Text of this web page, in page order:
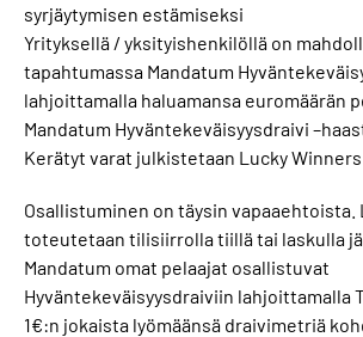
syrjäytymisen estämiseksi
Yrityksellä / yksityishenkilöllä on
tapahtumassa Mandatum
lahjoittamalla haluamansa euromäärän
Mandatum Hyväntekeväisyysdraivi
Kerätyt varat julkistetaan Lucky
Osallistuminen on täysin vapaaehtoista.
toteutetaan tilisiirrolla tiillä tai laskulla
Mandatum omat pelaajat osallistuvat
Hyväntekeväisyysdraiviin lahjoittamalla
1€:n jokaista lyömäänsä draivimetriä